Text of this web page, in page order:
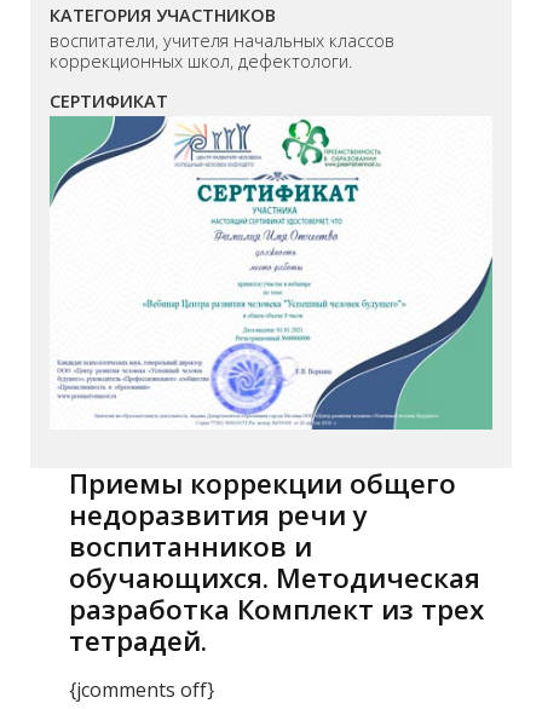
КАТЕГОРИЯ УЧАСТНИКОВ
воспитатели, учителя начальных классов
коррекционных школ, дефектологи.
СЕРТИФИКАТ
Приемы коррекции общего
недоразвития речи у
воспитанников и
обучающихся. Методическая
разработка Комплект из трех
тетрадей.
{jcomments off}